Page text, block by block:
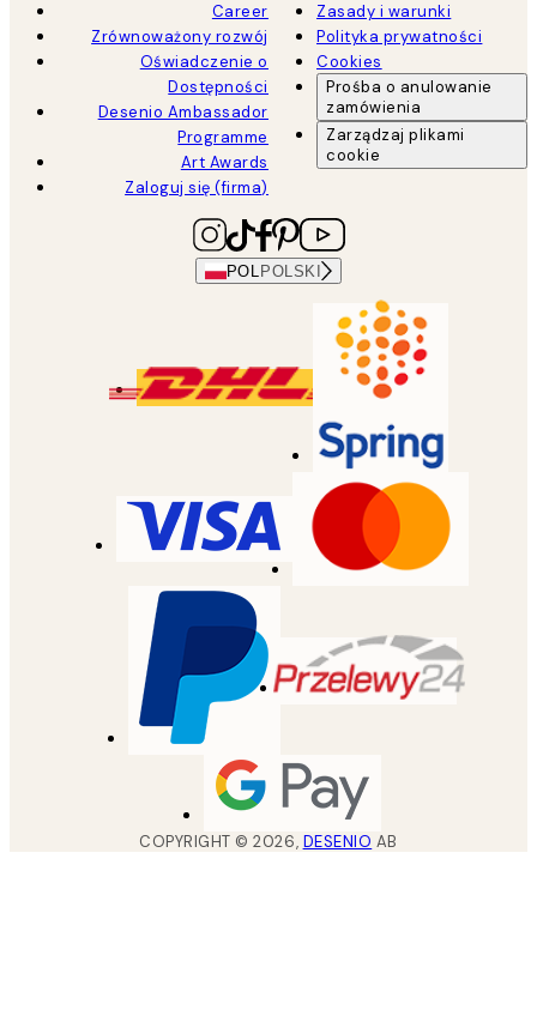
Career
Zrównoważony rozwój
Oświadczenie o
Dostępności
Desenio Ambassador
Programme
Art Awards
Zaloguj się (firma)
Zasady i warunki
Polityka prywatności
Cookies
Prośba o anulowanie
zamówienia
Zarządzaj plikami
cookie
POL POLSKI
COPYRIGHT ©2026, DESENIO AB